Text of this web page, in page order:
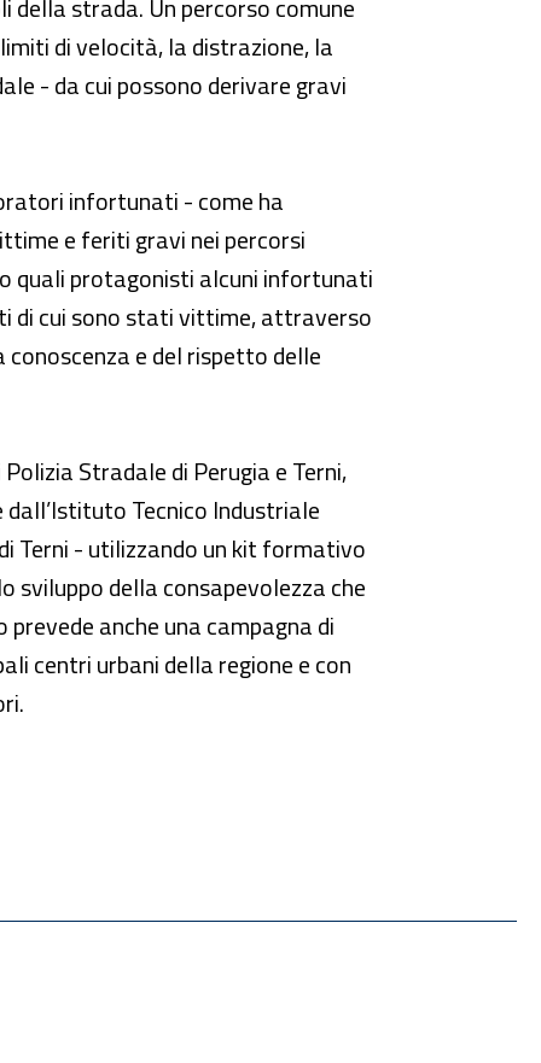
della strada. Un percorso comune
di velocità, la distrazione, la
- da cui possono derivare gravi
infortunati - come ha
e feriti gravi nei percorsi
quali protagonisti alcuni infortunati
di cui sono stati vittime, attraverso
e del rispetto delle
Stradale di Perugia e Terni,
Tecnico Industriale
Terni - utilizzando un kit formativo
sviluppo della consapevolezza che
anche una campagna di
centri urbani della regione e con